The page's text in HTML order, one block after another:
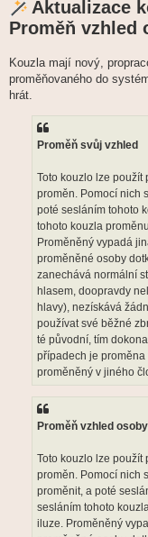
Aktualizace
Proměň vzhled
Kouzla mají nový,
proměňovaného do
hrát.
Proměň svůj vzhled
Toto kouzlo lze použít
proměn. Pomocí nich
poté sesláním tohoto
tohoto kouzla
Proměněný vypadá
proměněné osoby
zanechává normální
hlasem, doopravdy
hlavy), nezískává
používat své běžné
té původní, tím
případech je
proměněný v jiného
Proměň vzhled osoby
Toto kouzlo lze použít
proměn. Pomocí nich
proměnit, a poté
sesláním tohoto
iluze. Proměněný